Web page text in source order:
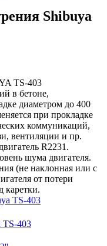
Shibuya
TS-403
в бетоне,
диаметром до 400
при прокладке
коммуникаций,
вентиляции и пр.
R2231.
шума двигателя.
(не наклонная или с
от потери
каретки.
TS-403